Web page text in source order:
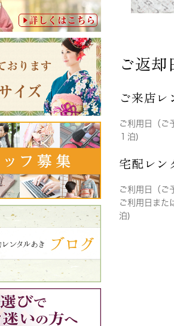
ご返
ご来店レ
ご利用日（ご
１泊)
宅配レン
ご利用日（ご
ご利用日また
泊)